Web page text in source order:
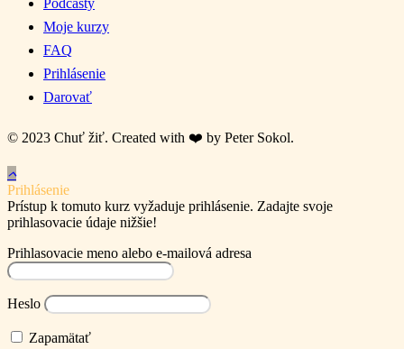
Podcasty
Moje kurzy
FAQ
Prihlásenie
Darovať
© 2023 Chuť žiť. Created with ❤️ by Peter Sokol.
Prihlásenie
Prístup k tomuto kurz vyžaduje prihlásenie. Zadajte svoje
prihlasovacie údaje nižšie!
Prihlasovacie meno alebo e-mailová adresa
Heslo
Zapamätať